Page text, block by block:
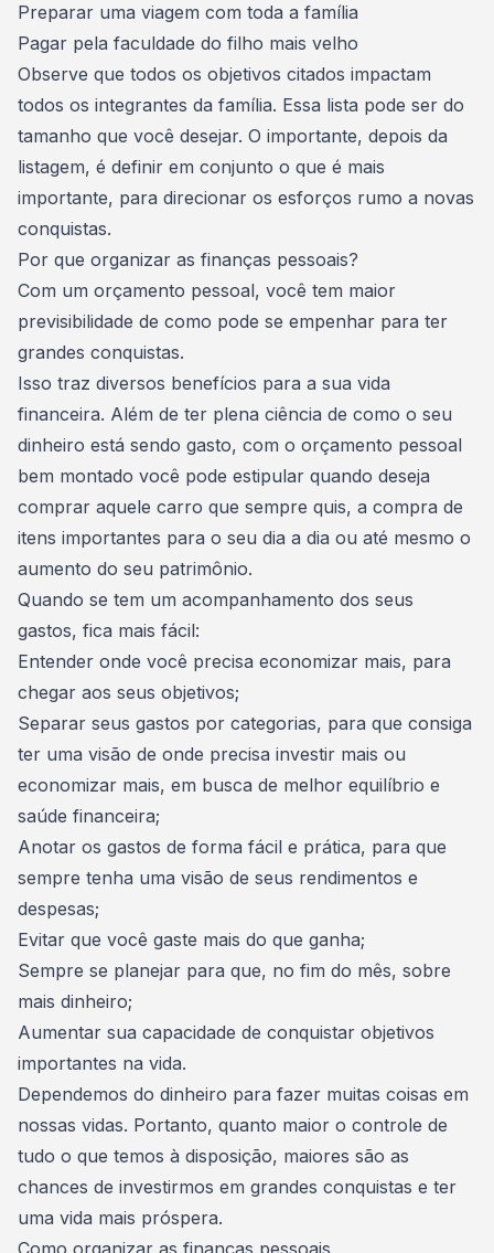
Preparar uma viagem com toda a família
Pagar pela faculdade do filho mais velho
Observe que todos os objetivos citados impactam
todos os integrantes da família. Essa lista pode ser do
tamanho que você desejar. O importante, depois da
listagem, é definir em conjunto o que é mais
importante, para direcionar os esforços rumo a novas
conquistas.
Por que organizar as finanças pessoais?
Com um orçamento pessoal, você tem maior
previsibilidade de como pode se empenhar para ter
grandes conquistas.
Isso traz diversos benefícios para a sua vida
financeira. Além de ter plena ciência de como o seu
dinheiro está sendo gasto, com o orçamento pessoal
bem montado você pode estipular quando deseja
comprar aquele carro que sempre quis, a compra de
itens importantes para o seu dia a dia ou até mesmo o
aumento do seu patrimônio.
Quando se tem um acompanhamento dos seus
gastos, fica mais fácil:
Entender onde você precisa economizar mais, para
chegar aos seus objetivos;
Separar seus gastos por categorias, para que consiga
ter uma visão de onde precisa investir mais ou
economizar mais, em busca de melhor equilíbrio e
saúde financeira;
Anotar os gastos de forma fácil e prática, para que
sempre tenha uma visão de seus rendimentos e
despesas;
Evitar que você gaste mais do que ganha;
Sempre se planejar para que, no fim do mês, sobre
mais dinheiro;
Aumentar sua capacidade de conquistar objetivos
importantes na vida.
Dependemos do dinheiro para fazer muitas coisas em
nossas vidas. Portanto, quanto maior o controle de
tudo o que temos à disposição, maiores são as
chances de investirmos em grandes conquistas e ter
uma vida mais próspera.
Como organizar as finanças pessoais